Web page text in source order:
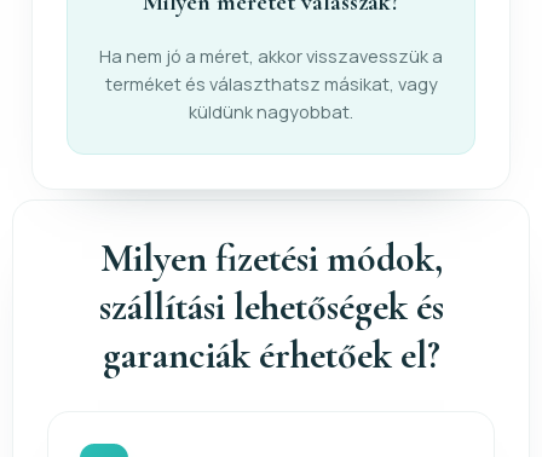
Ha nem jó a méret, akkor visszavesszük a
terméket és választhatsz másikat, vagy
küldünk nagyobbat.
Milyen fizetési módok,
szállítási lehetőségek és
garanciák érhetőek el?